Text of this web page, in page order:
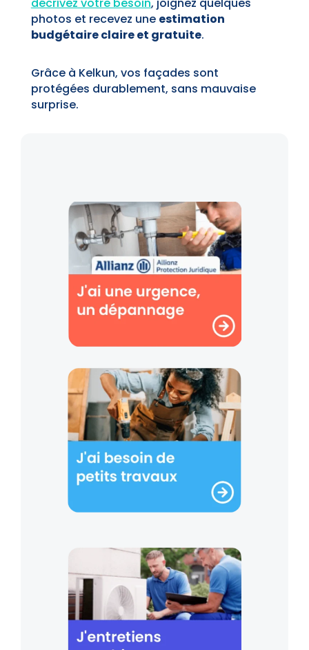
décrivez votre besoin, joignez quelques
photos et recevez une estimation
budgétaire claire et gratuite.
Grâce à Kelkun, vos façades sont
protégées durablement, sans mauvaise
surprise.